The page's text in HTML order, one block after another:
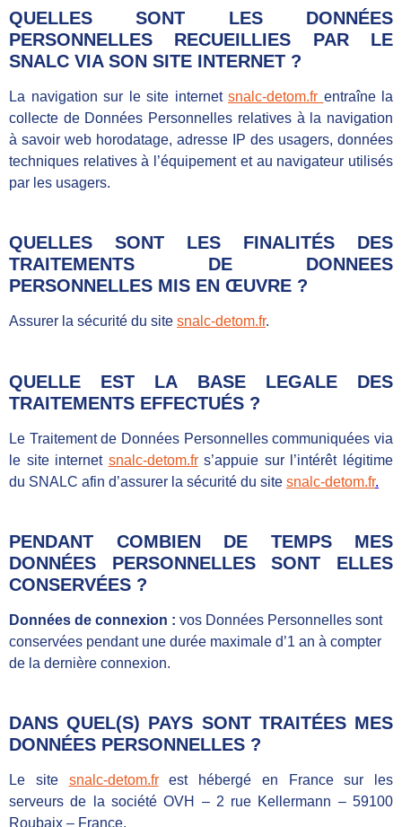
QUELLES SONT LES DONNÉES
PERSONNELLES RECUEILLIES PAR LE
SNALC VIA SON SITE INTERNET ?
La navigation sur le site internet snalc-detom.fr entraîne la
collecte de Données Personnelles relatives à la navigation
à savoir web horodatage, adresse IP des usagers, données
techniques relatives à l’équipement et au navigateur utilisés
par les usagers.
QUELLES SONT LES FINALITÉS DES
TRAITEMENTS DE DONNEES
PERSONNELLES MIS EN ŒUVRE ?
Assurer la sécurité du site snalc-detom.fr.
QUELLE EST LA BASE LEGALE DES
TRAITEMENTS EFFECTUÉS ?
Le Traitement de Données Personnelles communiquées via
le site internet snalc-detom.frs’appuie sur l’intérêt légitime
du SNALC afin d’assurer la sécurité du site snalc-detom.fr.
PENDANT COMBIEN DE TEMPS MES
DONNÉES PERSONNELLES SONT ELLES
CONSERVÉES ?
Données de connexion : vos Données Personnelles sont
conservées pendant une durée maximale d’1 an à compter
de la dernière connexion.
DANS QUEL(S) PAYS SONT TRAITÉES MES
DONNÉES PERSONNELLES ?
Le site snalc-detom.frest hébergé en France sur les
serveurs de la société OVH – 2 rue Kellermann – 59100
Roubaix – France.